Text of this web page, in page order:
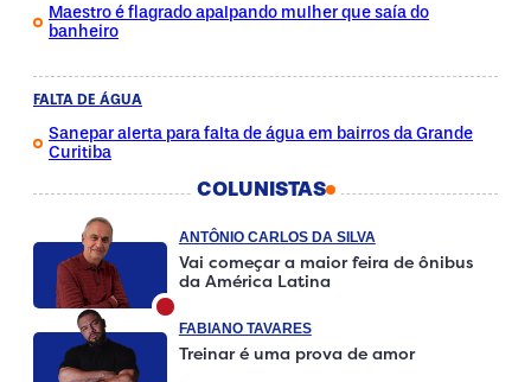
Maestro é flagrado apalpando mulher que saía do
banheiro
FALTA DE ÁGUA
Sanepar alerta para falta de água em bairros da Grande
Curitiba
COLUNISTAS
ANTÔNIO CARLOS DA SILVA
Vai começar a maior feira de ônibus
da América Latina
FABIANO TAVARES
Treinar é uma prova de amor